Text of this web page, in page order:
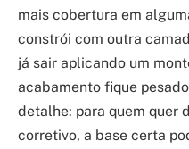
mais cobertura em
constrói com outra
já sair aplicando um
acabamento fique
detalhe: para quem quer
corretivo, a base certa